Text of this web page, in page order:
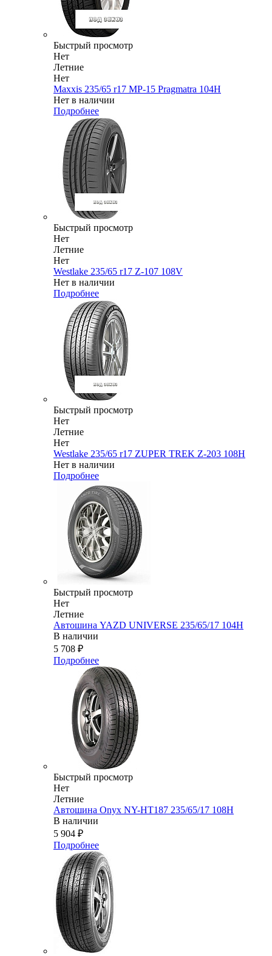
Быстрый просмотр
Нет
Летние
Нет
Maxxis 235/65 r17 MP-15 Pragmatra 104H
Нет в наличии
Подробнее
Быстрый просмотр
Нет
Летние
Нет
Westlake 235/65 r17 Z-107 108V
Нет в наличии
Подробнее
Быстрый просмотр
Нет
Летние
Нет
Westlake 235/65 r17 ZUPER TREK Z-203 108H
Нет в наличии
Подробнее
Быстрый просмотр
Нет
Летние
Автошина YAZD UNIVERSE 235/65/17 104H
В наличии
5 708 ₽
Подробнее
Быстрый просмотр
Нет
Летние
Автошина Onyx NY-HT187 235/65/17 108H
В наличии
5 904 ₽
Подробнее